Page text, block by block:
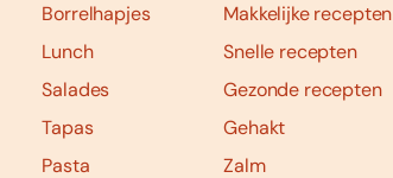
Borrelhapjes
Lunch
Salades
Tapas
Pasta
Makkelijke recepten
Snelle recepten
Gezonde recepten
Gehakt
Zalm